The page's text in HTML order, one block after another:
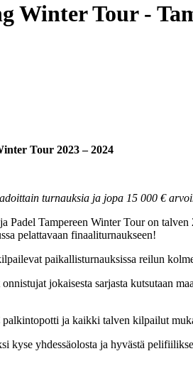
Winter Tour -
Tour 2023 – 2024
turnauksia ja jopa 15 000 €
Padel Tampereen Winter Tour on
pelattavaan finaaliturnaukseen!
paikallisturnauksissa reilun
jokaisesta sarjasta kutsutaan
palkintopotti ja kaikki talven kilpailut
kyse yhdessäolosta ja hyvästä